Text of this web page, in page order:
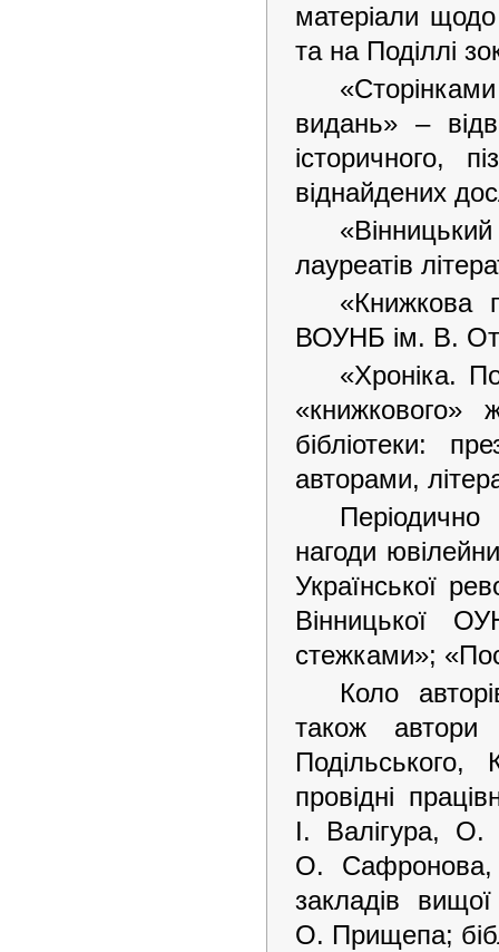
матеріали
та на Поділлі
видань» –
історичного,
віднайдених
лауреатів
«Книжкова
ВОУНБ ім. В.
«Хроніка.
«книжкового»
бібліотеки:
авторами,
нагоди
Української
Вінницької
стежками»;
Коло
також автори
провідні
І. Валігура,
О.
закладів
О. Прищепа;